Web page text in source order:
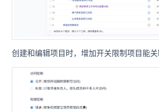
创建和编辑项目时，增加开关限制项目能关